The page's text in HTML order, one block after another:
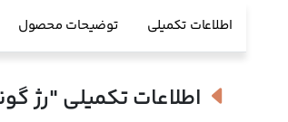
اطلاعات تکمیلی توضیحات محصول
اطلاعات تکمیلی"رژ